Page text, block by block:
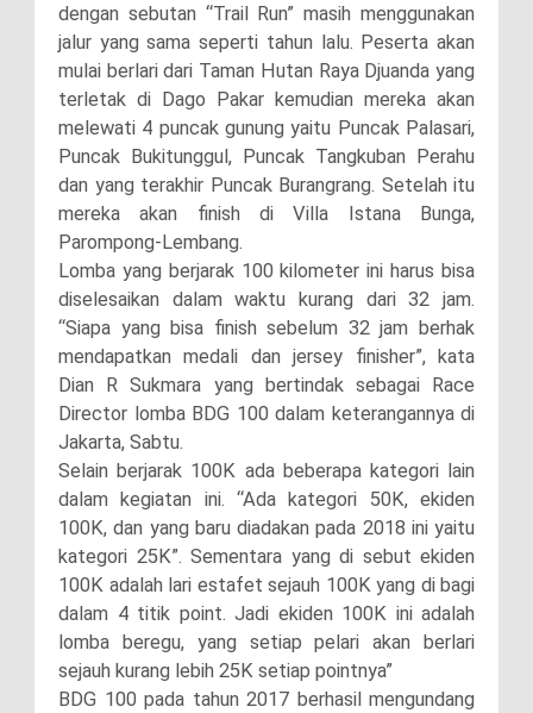
dengan sebutan “Trail Run” masih menggunakan
jalur yang sama seperti tahun lalu. Peserta akan
mulai berlari dari Taman Hutan Raya Djuanda yang
terletak di Dago Pakar kemudian mereka akan
melewati 4 puncak gunung yaitu Puncak Palasari,
Puncak Bukitunggul, Puncak Tangkuban Perahu
dan yang terakhir Puncak Burangrang. Setelah itu
mereka akan finish di Villa Istana Bunga,
Parompong-Lembang.
Lomba yang berjarak 100 kilometer ini harus bisa
diselesaikan dalam waktu kurang dari 32 jam.
“Siapa yang bisa finish sebelum 32 jam berhak
mendapatkan medali dan jersey finisher”, kata
Dian R Sukmara yang bertindak sebagai Race
Director lomba BDG 100 dalam keterangannya di
Jakarta, Sabtu.
Selain berjarak 100K ada beberapa kategori lain
dalam kegiatan ini. “Ada kategori 50K, ekiden
100K, dan yang baru diadakan pada 2018 ini yaitu
kategori 25K”. Sementara yang di sebut ekiden
100K adalah lari estafet sejauh 100K yang di bagi
dalam 4 titik point. Jadi ekiden 100K ini adalah
lomba beregu, yang setiap pelari akan berlari
sejauh kurang lebih 25K setiap pointnya”
BDG 100 pada tahun 2017 berhasil mengundang